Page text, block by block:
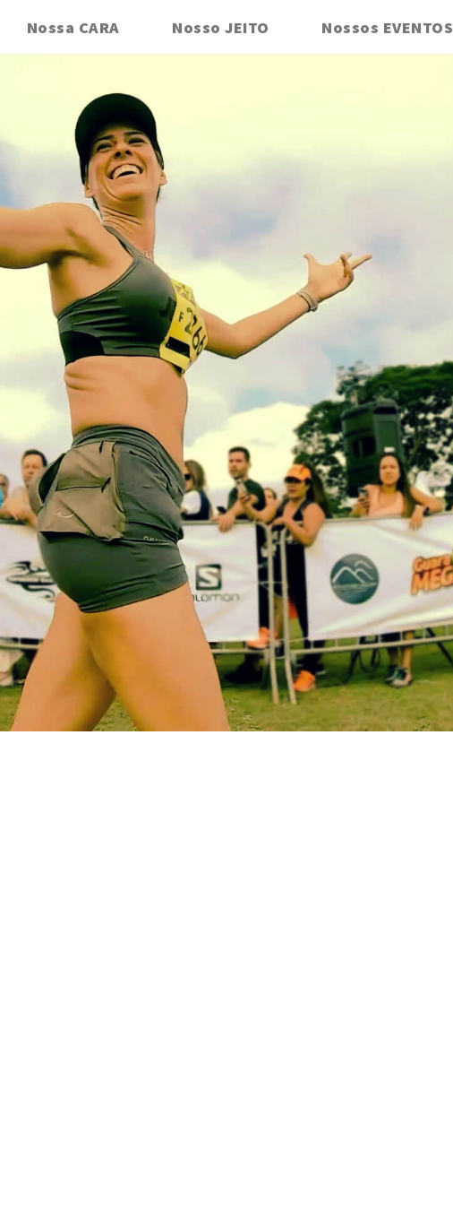
Nossa CARA Nosso JEITO Nossos EVENTOS